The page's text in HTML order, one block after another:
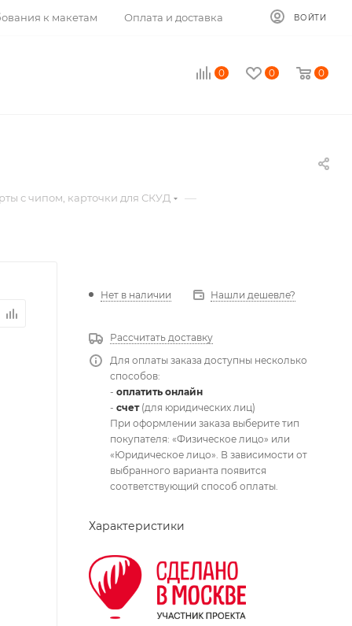
к макетам Оплата и доставка ВОЙТИ
0 0 0
с чипом, карточки для СКУД —
Нет в наличии Нашли дешевле?
Рассчитать доставку
Для оплаты заказа доступны несколько
способов:
- оплатить онлайн
- счет(для юридических лиц)
При оформлении заказа выберите тип
покупателя: «Физическое лицо» или
«Юридическое лицо». В зависимости от
выбранного варианта появится
соответствующий способ оплаты.
Характеристики